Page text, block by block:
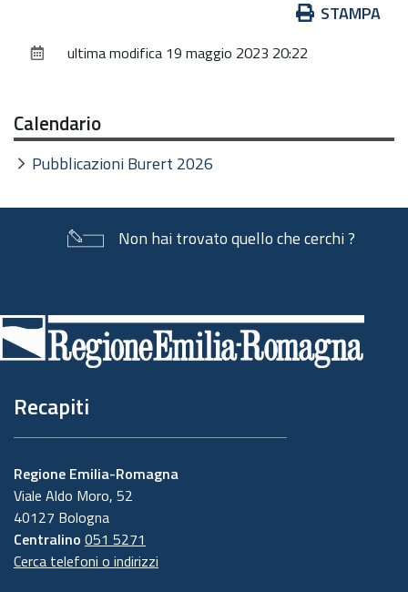
documento
STAMPA
ultima modifica 19 maggio 2023 20:22
Calendario
Pubblicazioni Burert 2026
Non hai trovato quello che cerchi ?
di
pagina
Recapiti
Regione Emilia-Romagna
Viale Aldo Moro, 52
40127 Bologna
Centralino 051 5271
Cerca telefoni o indirizzi